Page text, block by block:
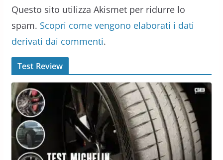
Questo sito utilizza Akismet per ridurre lo
spam. Scopri come vengono elaborati i dati
derivati dai commenti.
Test Review